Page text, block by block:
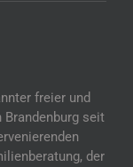
freier und
Brandenburg seit
der